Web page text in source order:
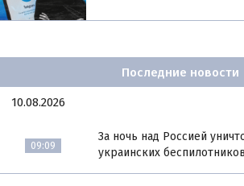
Последние новости
10.08.2026
09:09
За ночь над Россией
украинских беспилотников